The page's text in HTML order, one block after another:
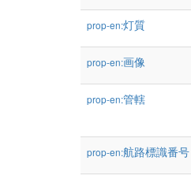
prop-en:灯質
prop-en:画像
prop-en:管轄
prop-en:航路標識番号